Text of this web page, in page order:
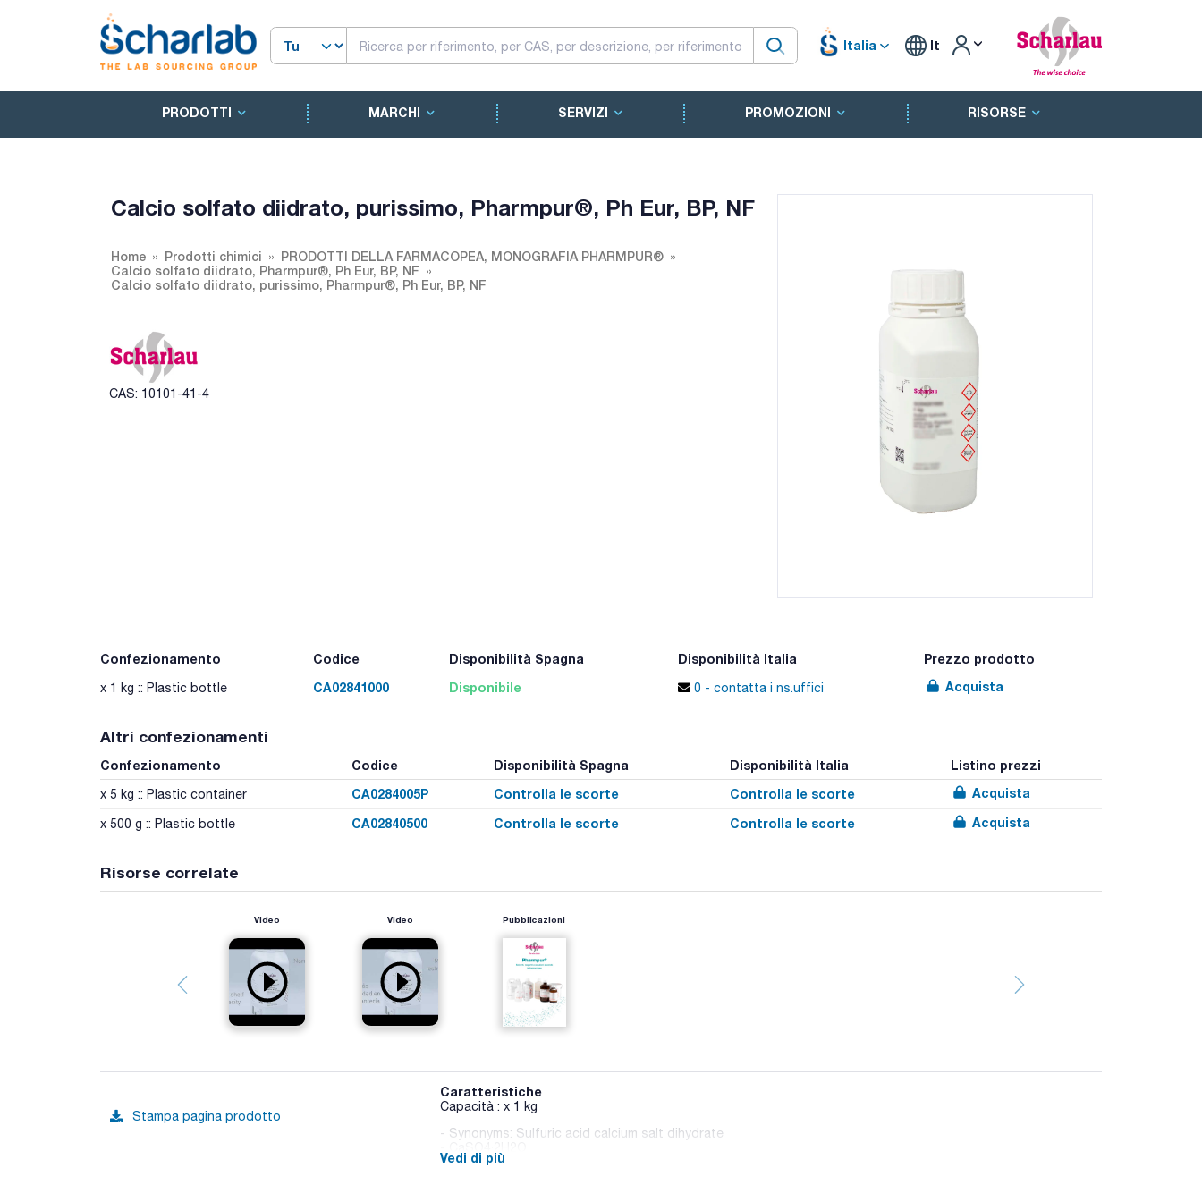
Italia It
PRODOTTI MARCHI SERVIZI PROMOZIONI RISORSE
Calcio solfato diidrato, purissimo, Pharmpur®, Ph Eur, BP, NF
Home Prodotti chimici
PRODOTTI DELLA FARMACOPEA, MONOGRAFIA PHARMPUR®
Calcio solfato diidrato, Pharmpur®, Ph Eur, BP, NF
Calcio solfato diidrato, purissimo, Pharmpur®, Ph Eur, BP, NF
CAS: 10101-41-4
Confezionamento Codice Disponibilità Spagna Disponibilità Italia Prezzo prodotto
x 1 kg :: Plastic bottle CA02841000 Disponibile 0 - contatta i ns.uffici Acquista
Altri confezionamenti
Confezionamento Codice Disponibilità Spagna Disponibilità Italia Listino prezzi
x 5 kg :: Plastic container CA0284005P Controlla le scorte Controlla le scorte Acquista
x 500 g :: Plastic bottle CA02840500 Controlla le scorte Controlla le scorte Acquista
Risorse correlate
Video Video Pubblicazioni
Stampa pagina prodotto
Caratteristiche
Capacità : x 1 kg
- Synonyms: Sulfuric acid calcium salt dihydrate
- M = 172,17 g/mol
Vedi di più